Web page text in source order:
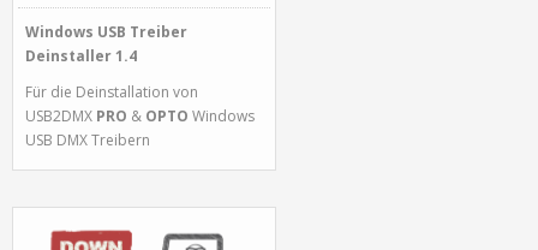
Windows USB Treiber
Deinstaller 1.4
Für die Deinstallation von
USB2DMX PRO & OPTO Windows
USB DMX Treibern